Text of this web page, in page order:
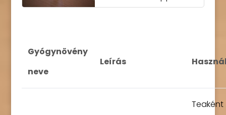
Gyógynövény
neve
Leírás
Teaként